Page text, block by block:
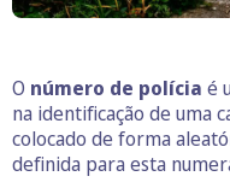
O número de polícia é
na identificação de uma
colocado de forma
definida para esta